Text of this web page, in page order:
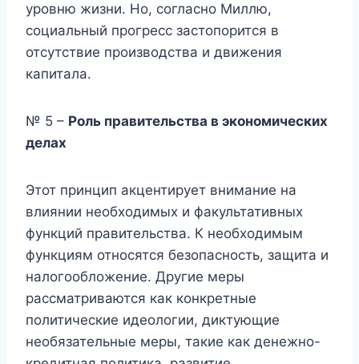
уровню жизни. Но, согласно Миллю,
социальный прогресс застопорится в
отсутствие производства и движения
капитала.
№ 5 – Роль правительства в экономических
делах
Этот принцип акцентирует внимание на
влиянии необходимых и факультативных
функций правительства. К необходимым
функциям относятся безопасность, защита и
налогообложение. Другие меры
рассматриваются как конкретные
политические идеологии, диктующие
необязательные меры, такие как денежно-